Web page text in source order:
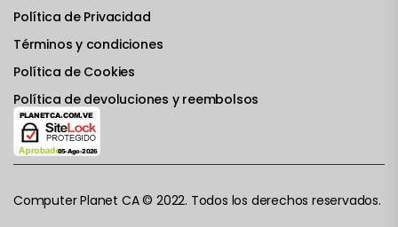
Política de Privacidad
Términos y condiciones
Política de Cookies
Política de devoluciones y reembolsos
Computer Planet CA © 2022. Todos los derechos reservados.